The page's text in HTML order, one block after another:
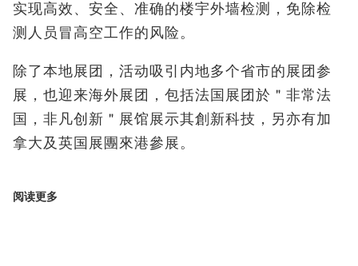
实现高效、安全、准确的楼宇外墙检测，免除检
测人员冒高空工作的风险。
除了本地展团，活动吸引内地多个省市的展团参
展，也迎来海外展团，包括法国展团於＂非常法
国，非凡创新＂展馆展示其創新科技，另亦有加
拿大及英国展團來港參展。
阅读更多